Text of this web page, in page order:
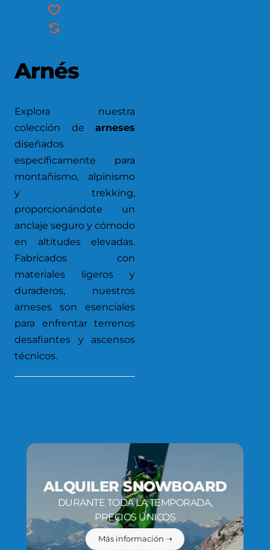
Arnés
Explora nuestra
colección de arneses
diseñados
específicamente para
montañismo, alpinismo
y trekking,
proporcionándote un
anclaje seguro y cómodo
en altitudes elevadas.
Fabricados con
materiales ligeros y
duraderos, nuestros
arneses son esenciales
para enfrentar terrenos
desafiantes y ascensos
técnicos.
ALQUILER SNOWBOARD
DURANTE TODA LA TEMPORADA,
PRECIOS ÚNICOS
Más información ➝